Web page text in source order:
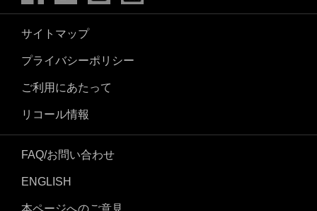
サイトマップ
プライバシーポリシー
ご利用にあたって
リコール情報
FAQ/お問い合わせ
ENGLISH
本ページへのご意見